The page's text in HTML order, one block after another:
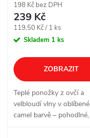
198 Kč bez DPH
239 Kč
Měrná
cena:
119,50 Kč / 1 ks
Skladem 1 ks
ZOBRAZIT
Teplé ponožky z ovčí a
velbloudí vlny v oblíbené
camel barvě – pohodlné,